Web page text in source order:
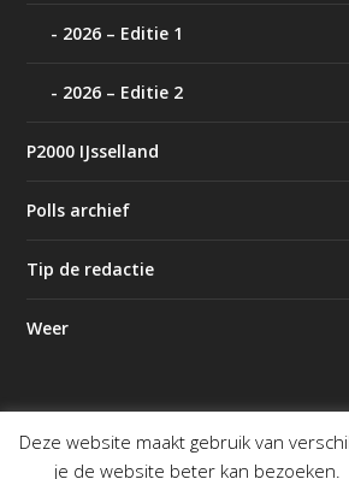
2026 – Editie 1
2026 – Editie 2
P2000 IJsselland
Polls archief
Tip de redactie
Weer
Ontworpen doorElegant Themes |
Deze website maakt gebruik van
je de website beter kan bezoeken.